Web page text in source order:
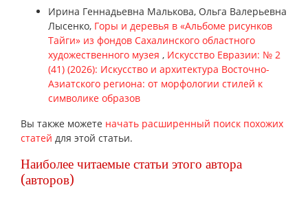
Ирина Геннадьевна Малькова, Ольга Валерьевна
Лысенко, Горы и деревья в «Альбоме рисунков
Тайги» из фондов Сахалинского областного
художественного музея , Искусство Евразии: № 2
(41) (2026): Искусство и архитектура Восточно-
Азиатского региона: от морфологии стилей к
символике образов
Вы также можете начать расширенный поиск похожих
статей для этой статьи.
Наиболее читаемые статьи этого автора
(авторов)